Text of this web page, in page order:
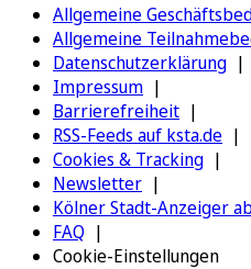
Allgemeine
Allgemeine
Datenschutzerklärung
Impressum
Barrierefreiheit
RSS-Feeds auf ksta.de
Cookies & Tracking
Newsletter
Kölner Stadt-Anzeiger
FAQ
Cookie-Einstellungen